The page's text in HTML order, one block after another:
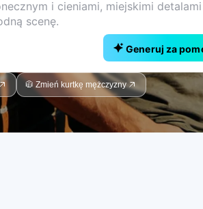
Generuj za
🧥 Zmień kurtkę mężczyzny